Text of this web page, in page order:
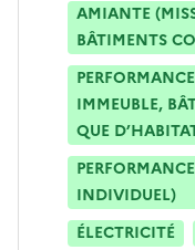
AMIANTE
BÂTIMENTS
IMMEUBLE,
QUE
INDIVIDUEL)
ÉLECTRICITÉ